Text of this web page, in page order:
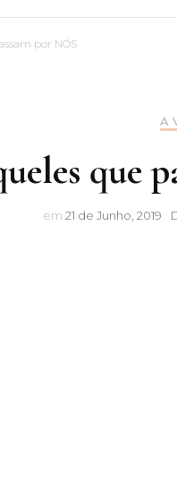
por NÓS
A
que
em 21 de Junho, 2019